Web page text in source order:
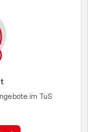
im TuS